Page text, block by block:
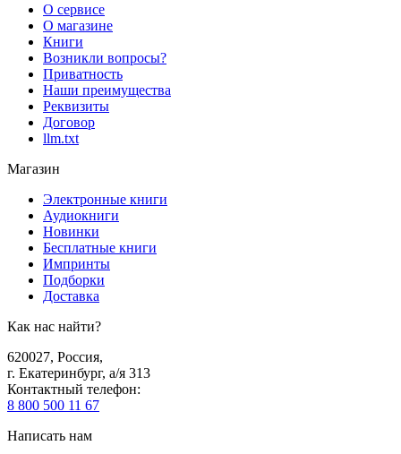
О сервисе
О магазине
Книги
Возникли вопросы?
Приватность
Наши преимущества
Реквизиты
Договор
llm.txt
Магазин
Электронные книги
Аудиокниги
Новинки
Бесплатные книги
Импринты
Подборки
Доставка
Как нас найти?
620027, Россия,
г. Екатеринбург, а/я 313
Контактный телефон:
8 800 500 11 67
Написать нам